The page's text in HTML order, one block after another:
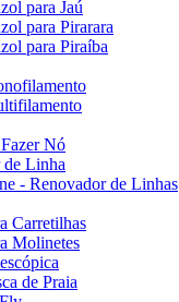
para Jaú
para Pirarara
para Piraíba
Nó
de Linha
- Renovador de Linhas
Carretilhas
Molinetes
de Praia